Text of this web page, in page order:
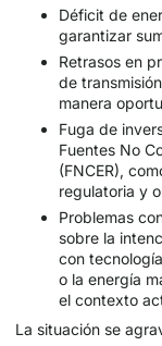
Déficit de
garantizar
Retrasos en
de
manera
Fuga de
Fuentes No
(FNCER),
regulatoria y
Problemas
sobre la
con
o la energía
el contexto
La situación se